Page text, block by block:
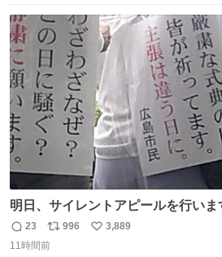
ト
数
数
明日、サイレントアピールを行い
[時間]7：45 集合 📍[場所]元安橋本
前ベンチ周辺 声は上げません。た
返
信
23
リ
ポ
996
い
3,889
11時間前